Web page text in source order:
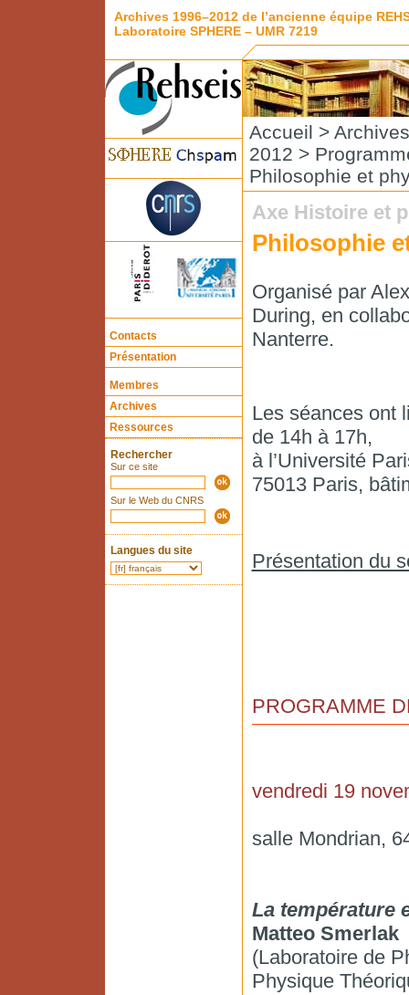
Archives 1996–2012 de l’ancienne équipe
Laboratoire SPHERE – UMR 7219
Contacts
Présentation
Membres
Archives
Ressources
Rechercher
Sur ce site
Sur le Web du CNRS
Langues du site
Accueil > Archives
2012 >
Philosophie et
Axe Histoire et
Philosophie
Organisé par
During, en
Nanterre.
Les séances ont
de 14h à 17h,
à l’Université
75013 Paris,
Présentation du
PROGRAMME
vendredi 19
salle Mondrian,
La température
Matteo Smerlak
(Laboratoire de
Physique